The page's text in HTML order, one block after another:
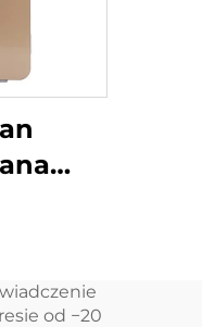
od −20